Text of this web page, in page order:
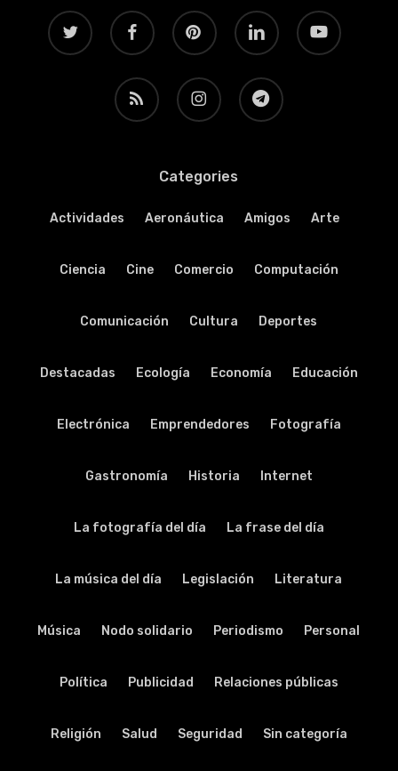
twitter facebook pinterest linkedin youtube
RSS instagram telegram
Categories
Actividades Aeronáutica Amigos Arte
Ciencia Cine Comercio Computación
Comunicación Cultura Deportes
Destacadas Ecología Economía Educación
Electrónica Emprendedores Fotografía
Gastronomía Historia Internet
La fotografía del día La frase del día
La música del día Legislación Literatura
Música Nodo solidario Periodismo Personal
Política Publicidad Relaciones públicas
Religión Salud Seguridad Sin categoría